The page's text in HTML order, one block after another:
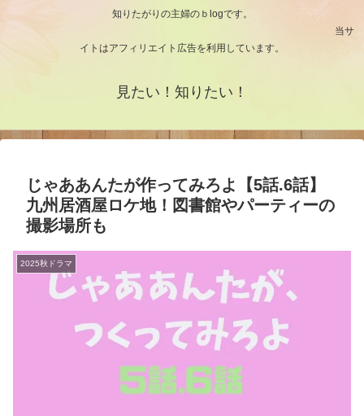
知りたがりの主婦のｂlogです。
当サ
イトはアフィリエイト広告を利用しています。
見たい！知りたい！
じゃああんたが作ってみろよ【5話.6話】
九州居酒屋ロケ地！図書館やパーティーの
撮影場所も
2025秋ドラマ